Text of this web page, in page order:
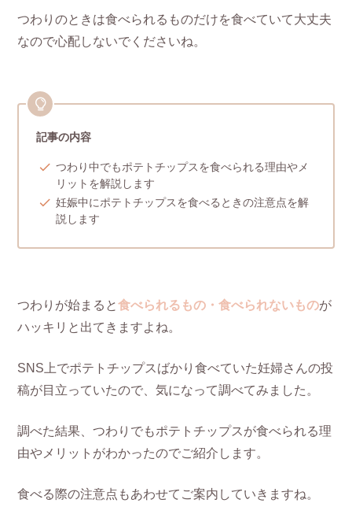
つわりのときは食べられるものだけを食べていて大丈夫
なので心配しないでくださいね。
記事の内容
つわり中でもポテトチップスを食べられる理由やメ
リットを解説します
妊娠中にポテトチップスを食べるときの注意点を解
説します
つわりが始まると食べられるもの・食べられないものが
ハッキリと出てきますよね。
SNS上でポテトチップスばかり食べていた妊婦さんの投
稿が目立っていたので、気になって調べてみました。
調べた結果、つわりでもポテトチップスが食べられる理
由やメリットがわかったのでご紹介します。
食べる際の注意点もあわせてご案内していきますね。